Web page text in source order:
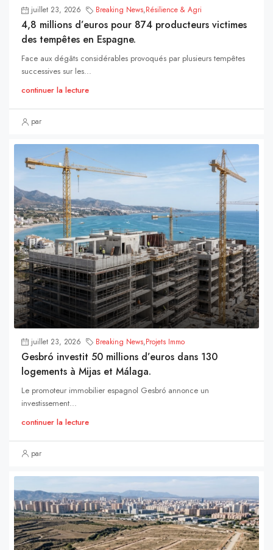
juillet 23, 2026 Breaking News,Résilience & Agri
4,8 millions d’euros pour 874 producteurs victimes
des tempêtes en Espagne.
Face aux dégâts considérables provoqués par plusieurs tempêtes
successives sur les...
continuer la lecture
par
juillet 23, 2026 Breaking News,Projets Immo
Gesbró investit 50 millions d’euros dans 130
logements à Mijas et Málaga.
Le promoteur immobilier espagnol Gesbró annonce un
investissement...
continuer la lecture
par